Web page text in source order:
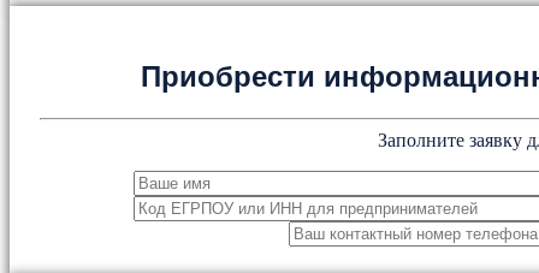
Приобрести
Заполните заявку